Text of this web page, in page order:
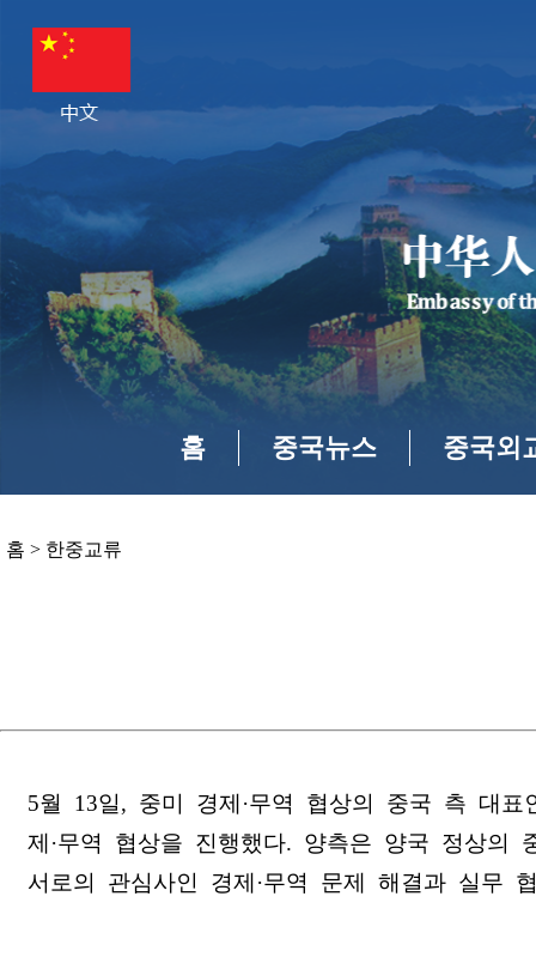
홈 중국뉴스 중국외
홈 > 한중교류
5월 13일, 중미 경제·무역 협상의 중국 측 대
제·무역 협상을 진행했다. 양측은 양국 정상
서로의 관심사인 경제·무역 문제 해결과 실무